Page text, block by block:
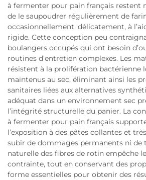
à fermenter pour pain français restent
de le saupoudrer régulièrement de
occasionnellement, délicatement, à
rigide. Cette conception peu
boulangers occupés qui ont besoin
routines d’entretien complexes. Les
résistent à la prolifération bactérienne
maintenus au sec, éliminant ainsi les
sanitaires liées aux alternatives
adéquat dans un environnement sec
l’intégrité structurelle du panier. La
à fermenter pour pain français
l’exposition à des pâtes collantes et
subir de dommages permanents ni de
naturelle des fibres de rotin empêche
contrainte, tout en conservant des
forme essentielles pour obtenir des